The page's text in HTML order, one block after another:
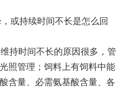
或持续时间不长是怎么回
持时间不长的原因很多，管
照管理；饲料上有饲料中能
含量、必需氨基酸含量、各